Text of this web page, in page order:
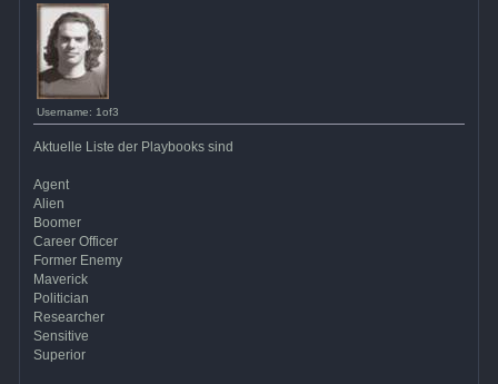
Username: 1of3
Aktuelle Liste der Playbooks sind
Agent
Alien
Boomer
Career Officer
Former Enemy
Maverick
Politician
Researcher
Sensitive
Superior